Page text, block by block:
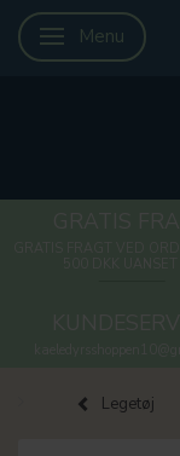
Skifte navigation
Menu
Legetøj